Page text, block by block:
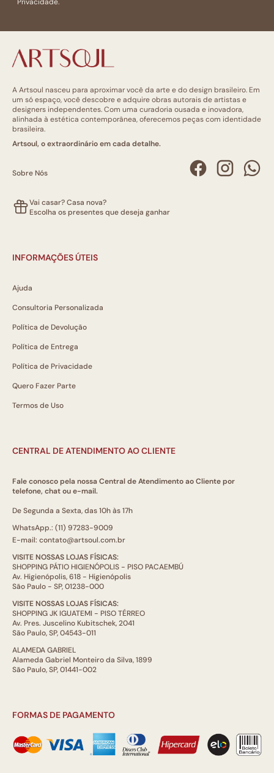
A Artsoul nasceu para aproximar você da arte e do design brasileiro. Em
um só espaço, você descobre e adquire obras autorais de artistas e
designers independentes. Com uma curadoria ousada e inovadora,
alinhada à estética contemporânea, oferecemos peças com identidade
brasileira.
Artsoul, o extraordinário em cada detalhe.
Sobre Nós
Vai casar? Casa nova?
Escolha os presentes que deseja ganhar
INFORMAÇÕES ÚTEIS
Ajuda
Consultoria Personalizada
Política de Devolução
Política de Entrega
Política de Privacidade
Quero Fazer Parte
Termos de Uso
CENTRAL DE ATENDIMENTO AO CLIENTE
Fale conosco pela nossa Central de Atendimento ao Cliente por
telefone, chat ou e-mail.
De Segunda a Sexta, das 10h às 17h
WhatsApp.: (11) 97283-9009
E-mail: contato@artsoul.com.br
VISITE NOSSAS LOJAS FÍSICAS:
SHOPPING PÁTIO HIGIENÓPOLIS - PISO PACAEMBÚ
Av. Higienópolis, 618 - Higienópolis
São Paulo - SP, 01238-000
VISITE NOSSAS LOJAS FÍSICAS:
SHOPPING JK IGUATEMI - PISO TÉRREO
Av. Pres. Juscelino Kubitschek, 2041
São Paulo, SP, 04543-011
ALAMEDA GABRIEL
Alameda Gabriel Monteiro da Silva, 1899
São Paulo, SP, 01441-002
FORMAS DE PAGAMENTO